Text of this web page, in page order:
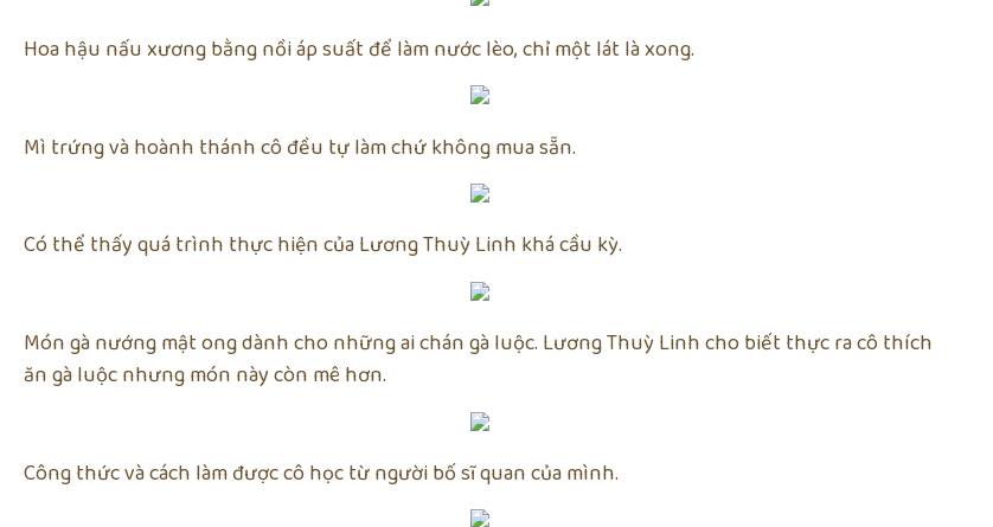
Hoa hậu nấu xương bằng nồi áp suất để làm nước lèo, chỉ một lát là xong.
Mì trứng và hoành thánh cô đều tự làm chứ không mua sẵn.
Có thể thấy quá trình thực hiện của Lương Thuỳ Linh khá cầu kỳ.
Món gà nướng mật ong dành cho những ai chán gà luộc. Lương Thuỳ Linh cho biết thực ra cô thích
ăn gà luộc nhưng món này còn mê hơn.
Công thức và cách làm được cô học từ người bố sĩ quan của mình.